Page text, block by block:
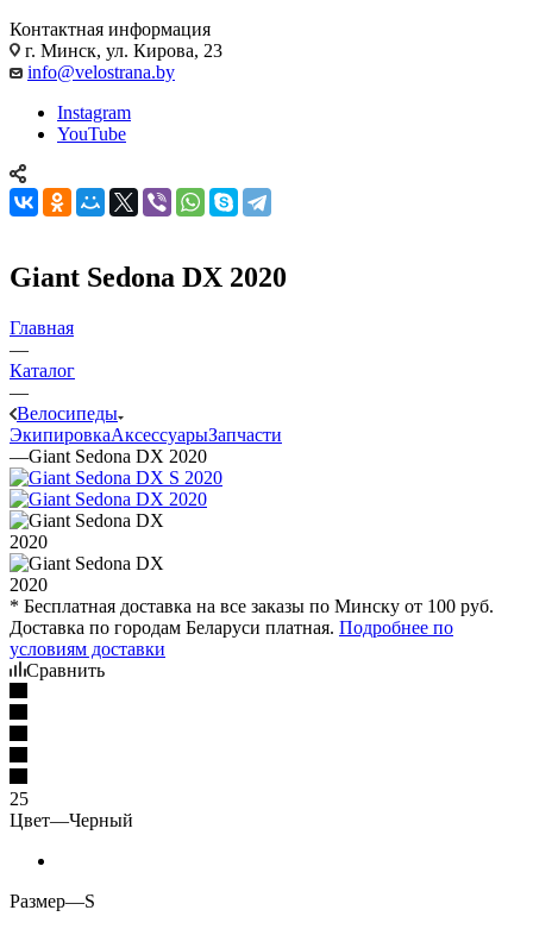
Контактная информация
г. Минск, ул. Кирова, 23
info@velostrana.by
Instagram
YouTube
Giant Sedona DX 2020
Главная
—
Каталог
—
Велосипеды
ЭкипировкаАксессуарыЗапчасти
—Giant Sedona DX 2020
* Бесплатная доставка на все заказы по Минску от 100 руб.
Доставка по городам Беларуси платная. Подробнее по
условиям доставки
Сравнить
25
Цвет—Черный
Размер—S